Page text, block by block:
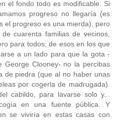
el fondo todo es modificable. Si
progreso no llegaría (es
el progreso es una mierda), pero
cuarenta familias de vecinos,
para todos, de esos en los que
a un lado para que la gota -
George Clooney- no la percibas
de piedra (que al no haber unas
por cogerla de madrugada).
cabildo, para lavarse solo y...
en una fuente pública. Y
se viviría en estas casas con